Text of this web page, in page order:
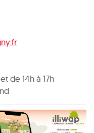
de 14h à 17h